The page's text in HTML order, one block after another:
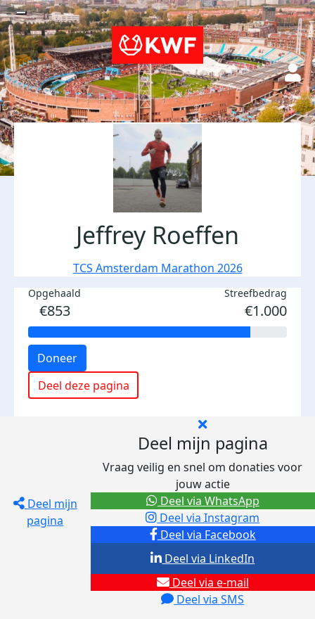
Jeffrey Roeffen
TCS Amsterdam Marathon 2026
Opgehaald
€853
Streefbedrag
€1.000
Doneer
Deel deze pagina
Deel mijn
pagina
Deel mijn pagina
Vraag veilig en snel om donaties voor
jouw actie
Deel via Facebook
Deel via Instagram
Deel via e-mail
Deel via SMS
Deel via LinkedIn
Deel via WhatsApp